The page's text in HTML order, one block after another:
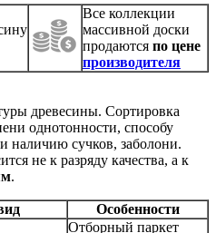
Все коллекции
массивной доски
продаются по цене
производителя
древесины. Сортировка
однотонности, способу
наличию сучков, заболони.
не к разряду качества, а к
.
Особенности
Отборный паркет